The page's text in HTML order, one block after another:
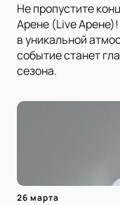
Не пропустите
Арене (Live
в уникальной
событие станет
сезона.
26 марта